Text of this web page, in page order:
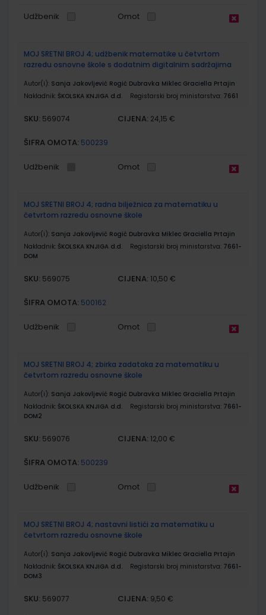
Udžbenik Omot
MOJ SRETNI BROJ 4; udžbenik matematike u četvrtom
razredu osnovne škole s dodatnim digitalnim sadržajima
Autor(i): Sanja Jakovljević Rogić Dubravka Miklec Graciella Prtajin
Nakladnik: ŠKOLSKA KNJIGA d.d. Registarski broj ministarstva: 7661
SKU: 569074 CIJENA: 24,15 €
ŠIFRA OMOTA: 500239
Udžbenik Omot
MOJ SRETNI BROJ 4; radna bilježnica za matematiku u
četvrtom razredu osnovne škole
Autor(i): Sanja Jakovljević Rogić Dubravka Miklec Graciella Prtajin
Nakladnik: ŠKOLSKA KNJIGA d.d. Registarski broj ministarstva: 7661-
DOM
SKU: 569075 CIJENA: 10,50 €
ŠIFRA OMOTA: 500162
Udžbenik Omot
MOJ SRETNI BROJ 4; zbirka zadataka za matematiku u
četvrtom razredu osnovne škole
Autor(i): Sanja Jakovljević Rogić Dubravka Miklec Graciella Prtajin
Nakladnik: ŠKOLSKA KNJIGA d.d. Registarski broj ministarstva: 7661-
DOM2
SKU: 569076 CIJENA: 12,00 €
ŠIFRA OMOTA: 500239
Udžbenik Omot
MOJ SRETNI BROJ 4; nastavni listići za matematiku u
četvrtom razredu osnovne škole
Autor(i): Sanja Jakovljević Rogić Dubravka Miklec Graciella Prtajin
Nakladnik: ŠKOLSKA KNJIGA d.d. Registarski broj ministarstva: 7661-
DOM3
SKU: 569077 CIJENA: 9,50 €